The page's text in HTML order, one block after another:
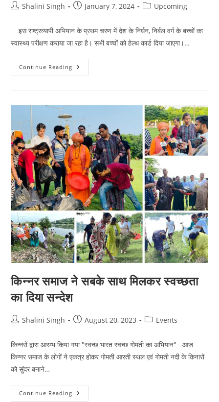
PostShalini Singh
PostJanuary 7, 2024
PostUpcoming
इस राष्ट्रव्यापी अभियान के प्रथम चरण में देश के निर्धन, निर्बल वर्ग के बच्चों का
स्वास्थ्य परीक्षण कराया जा रहा है। सभी बच्चों को हेल्थ कार्ड दिया जाएगा।…
Continue Reading हमारा
अभियान:स्वस्थ
किन्नर समाज ने सबके साथ मिलकर स्वच्छता
का दिया सन्देश
PostShalini Singh
PostAugust 20, 2023
PostEvents
किन्नरों द्वारा आरम्भ किया गया "स्वच्छ भारत स्वच्छ गोमती का अभियान" आज
किन्नर समाज के लोगों ने एकत्र होकर गोमती आरती स्थल एवं गोमती नदी के किनारों
को सुंदर बनाने…
Continue Reading किन्नर
समाज